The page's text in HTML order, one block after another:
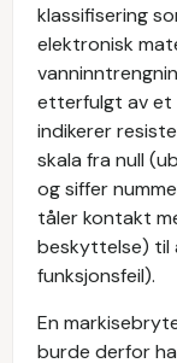
klassifisering
elektronisk
etterfulgt av et
indikerer
skala fra null
og siffer
tåler kontakt
beskyttelse) til
funksjonsfeil).
En
burde derfor ha